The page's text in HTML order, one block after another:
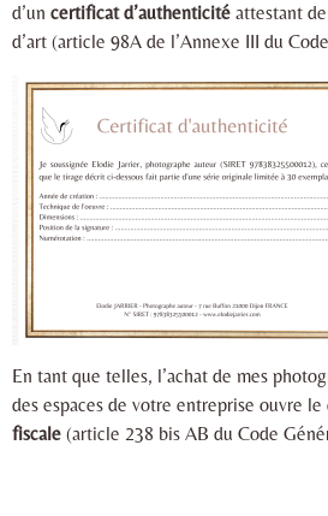
d’un certificat d’authenticité attestant
d’art (article 98A de l’Annexe III du
En tant que telles, l’achat de mes
des espaces de votre entreprise ouvre
fiscale (article 238 bis AB du Code